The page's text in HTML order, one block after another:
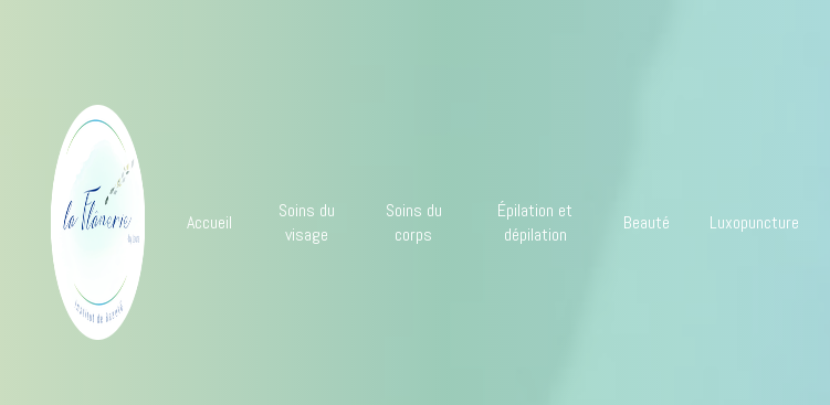
Accueil
Soins du
visage
Soins du
corps
Épilation et
dépilation
Beauté Luxopuncture